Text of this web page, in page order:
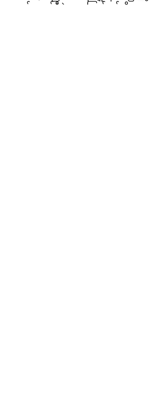
မှာ စစ်ကောင်စီရဲ့လေကြောင်းရန်ကိုကာ